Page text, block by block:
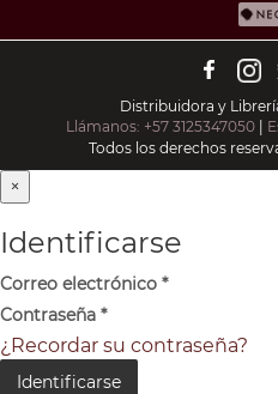
Distribuidora y
Llámanos: +57 3125347050 |
Todos los derechos
×
Identificarse
Correo electrónico *
Contraseña *
¿Recordar su contraseña?
Identificarse